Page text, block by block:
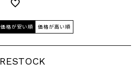
価格が安い順 価格が高い順
RESTOCK